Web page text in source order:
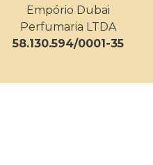
Empório Dubai
Perfumaria LTDA
58.130.594/0001-35